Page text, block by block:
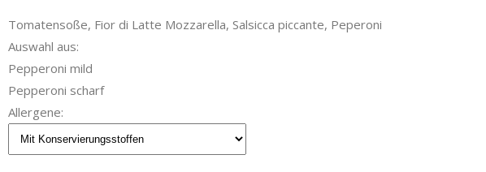
Tomatensoße, Fior di Latte Mozzarella, Salsicca piccante, Peperoni
Auswahl aus:
Pepperoni mild
Pepperoni scharf
Allergene: